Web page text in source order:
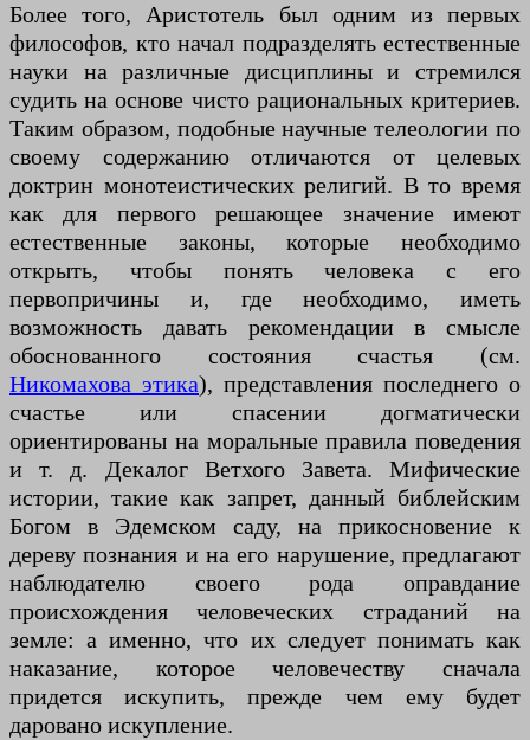
Более того, Аристотель был одним из первых
философов, кто начал подразделять естественные
науки на различные дисциплины и стремился
судить на основе чисто рациональных критериев.
Таким образом, подобные научные телеологии по
своему содержанию отличаются от целевых
доктрин монотеистических религий. В то время
как для первого решающее значение имеют
естественные законы, которые необходимо
открыть, чтобы понять человека с его
первопричины и, где необходимо, иметь
возможность давать рекомендации в смысле
обоснованного состояния счастья (см.
Никомахова этика), представления последнего о
счастье или спасении догматически
ориентированы на моральные правила поведения
и т. д. Декалог Ветхого Завета. Мифические
истории, такие как запрет, данный библейским
Богом в Эдемском саду, на прикосновение к
дереву познания и на его нарушение, предлагают
наблюдателю своего рода оправдание
происхождения человеческих страданий на
земле: а именно, что их следует понимать как
наказание, которое человечеству сначала
придется искупить, прежде чем ему будет
даровано искупление.